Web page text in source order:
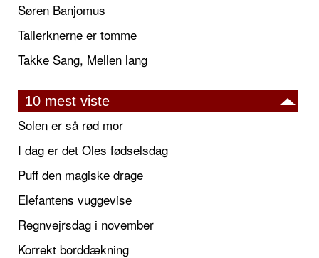
Søren Banjomus
Tallerknerne er tomme
Takke Sang, Mellen lang
10 mest viste
Solen er så rød mor
I dag er det Oles fødselsdag
Puff den magiske drage
Elefantens vuggevise
Regnvejrsdag i november
Korrekt borddækning